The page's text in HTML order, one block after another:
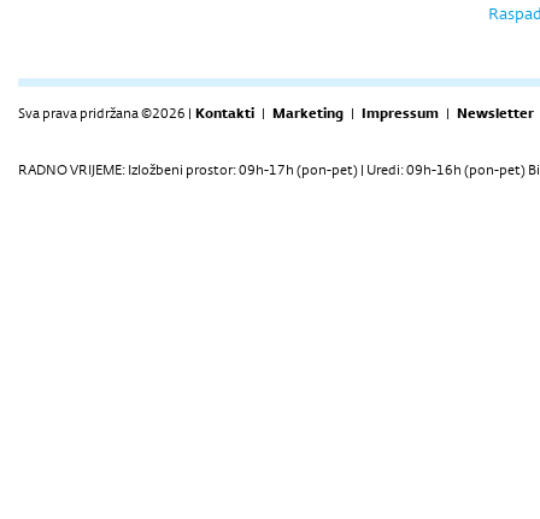
Sva prava pridržana ©2026 | Kontakti | Marketing | Impressum | Newsletter
RADNO VRIJEME: Izložbeni prostor: 09h-17h (pon-pet) | Uredi: 09h-16h (pon-pet)